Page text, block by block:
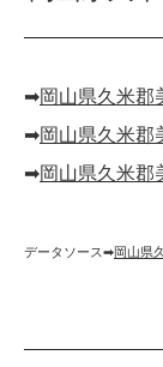
➡︎岡山県久米郡
➡︎岡山県久米郡
➡︎岡山県久米郡
データソース➡︎岡山県